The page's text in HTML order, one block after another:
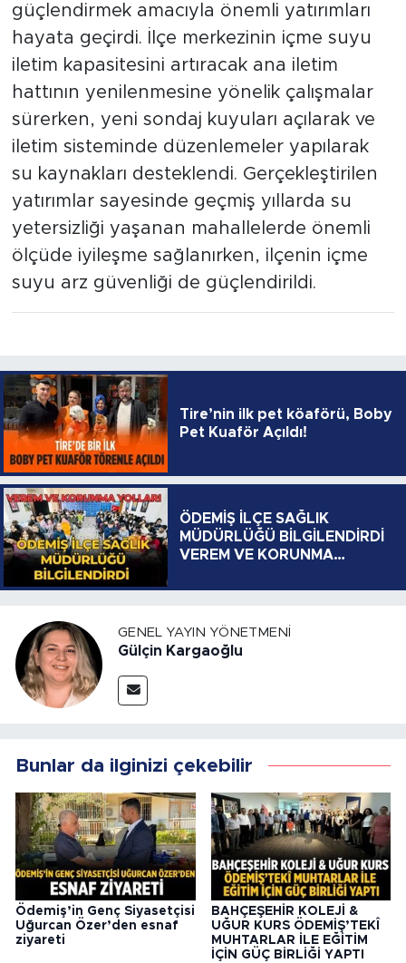
güçlendirmek amacıyla önemli yatırımları
hayata geçirdi. İlçe merkezinin içme suyu
iletim kapasitesini artıracak ana iletim
hattının yenilenmesine yönelik çalışmalar
sürerken, yeni sondaj kuyuları açılarak ve
iletim sisteminde düzenlemeler yapılarak
su kaynakları desteklendi. Gerçekleştirilen
yatırımlar sayesinde geçmiş yıllarda su
yetersizliği yaşanan mahallelerde önemli
ölçüde iyileşme sağlanırken, ilçenin içme
suyu arz güvenliği de güçlendirildi.
Tire’nin ilk pet köaförü, Boby
Pet Kuaför Açıldı!
ÖDEMİŞ İLÇE SAĞLIK
MÜDÜRLÜĞÜ BİLGİLENDİRDİ
VEREM VE KORUNMA
GENEL YAYIN YÖNETMENI
Gülçin Kargaoğlu
Bunlar da ilginizi çekebilir
Ödemiş’in Genç Siyasetçisi
Uğurcan Özer’den esnaf
ziyareti
BAHÇEŞEHİR KOLEJİ &
UĞUR KURS ÖDEMİŞ’TEKÎ
MUHTARLAR İLE EĞİTİM
İÇİN GÜÇ BİRLİĞİ YAPTI